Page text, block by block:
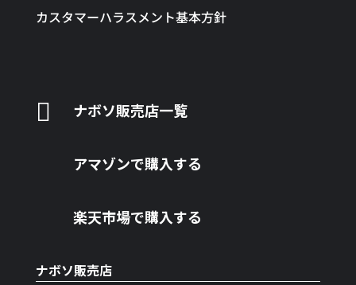
カスタマーハラスメント基本方針
 ナボソ販売店一覧
アマゾンで購入する
楽天市場で購入する
ナボソ販売店